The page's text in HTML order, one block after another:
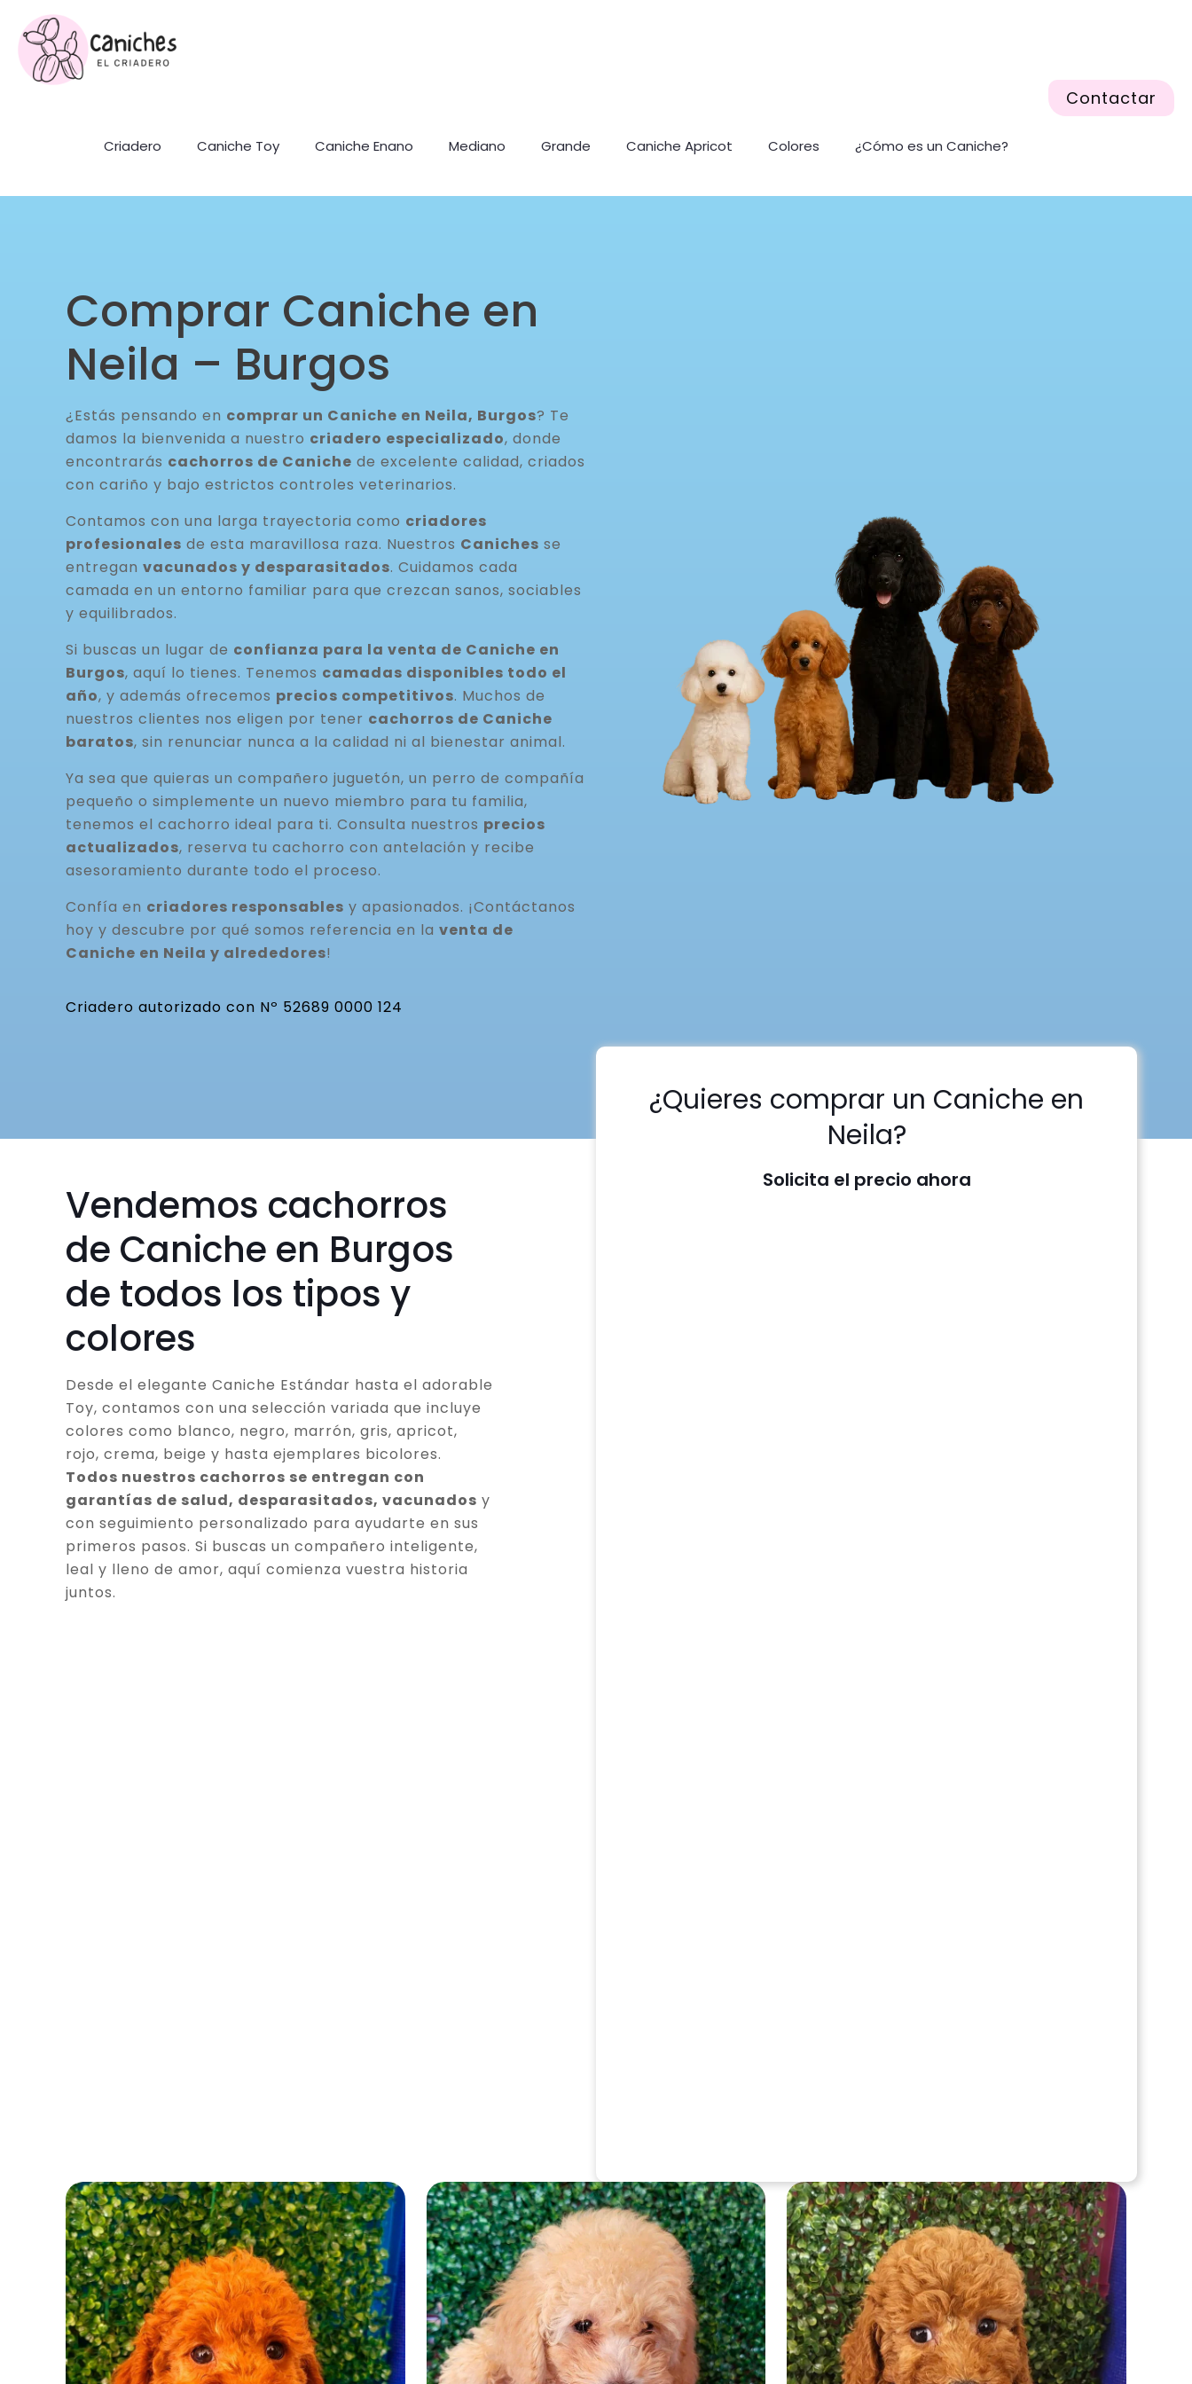
Criadero Caniche Toy Caniche Enano Mediano Grande Caniche Apricot Colores ¿Cómo es un Caniche?
Contactar
Comprar Caniche en
Neila – Burgos
¿Estás pensando en comprar un Caniche en Neila, Burgos? Te
damos la bienvenida a nuestro criadero especializado, donde
encontrarás cachorros de Caniche de excelente calidad, criados
con cariño y bajo estrictos controles veterinarios.
Contamos con una larga trayectoria como criadores
profesionales de esta maravillosa raza. Nuestros Caniches se
entregan vacunados y desparasitados. Cuidamos cada
camada en un entorno familiar para que crezcan sanos, sociables
y equilibrados.
Si buscas un lugar de confianza para la venta de Caniche en
Burgos, aquí lo tienes. Tenemos camadas disponibles todo el
año, y además ofrecemos precios competitivos. Muchos de
nuestros clientes nos eligen por tener cachorros de Caniche
baratos, sin renunciar nunca a la calidad ni al bienestar animal.
Ya sea que quieras un compañero juguetón, un perro de compañía
pequeño o simplemente un nuevo miembro para tu familia,
tenemos el cachorro ideal para ti. Consulta nuestros precios
actualizados, reserva tu cachorro con antelación y recibe
asesoramiento durante todo el proceso.
Confía en criadores responsables y apasionados. ¡Contáctanos
hoy y descubre por qué somos referencia en la venta de
Caniche en Neila y alrededores!
Criadero autorizado con Nº 52689 0000 124
Vendemos cachorros
de Caniche en Burgos
de todos los tipos y
colores
Desde el elegante Caniche Estándar hasta el adorable
Toy, contamos con una selección variada que incluye
colores como blanco, negro, marrón, gris, apricot,
rojo, crema, beige y hasta ejemplares bicolores.
Todos nuestros cachorros se entregan con
garantías de salud, desparasitados, vacunados y
con seguimiento personalizado para ayudarte en sus
primeros pasos. Si buscas un compañero inteligente,
leal y lleno de amor, aquí comienza vuestra historia
juntos.
¿Quieres comprar un Caniche en
Neila?
Solicita el precio ahora